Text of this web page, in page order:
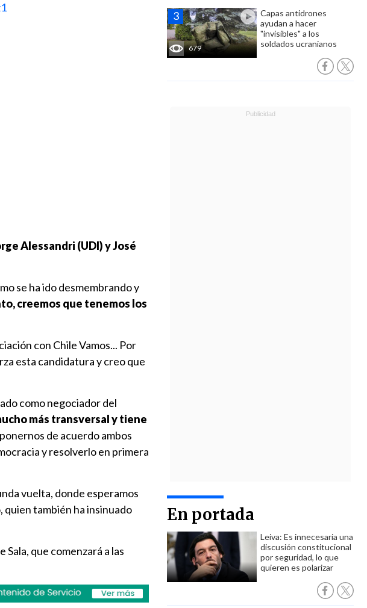
679
Capas antidrones
ayudan a hacer
"invisibles" a los
soldados ucranianos
En portada
Leiva: Es innecesaria una
discusión constitucional
por seguridad, lo que
quieren es polarizar
Alessandri (UDI) y José
se ha ido desmembrando y
creemos que tenemos los
con Chile Vamos... Por
esta candidatura y creo que
como negociador del
más transversal y tiene
de acuerdo ambos
y resolverlo en primera
vuelta, donde esperamos
quien también ha insinuado
que comenzará a las